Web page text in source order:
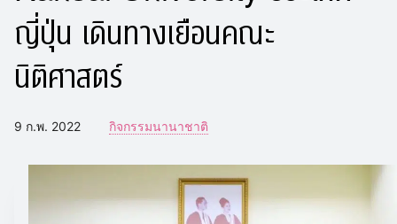
ญี่ปุ่น เดินทางเยือนคณะ
นิติศาสตร์
9 ก.พ. 2022 กิจกรรมนานาชาติ